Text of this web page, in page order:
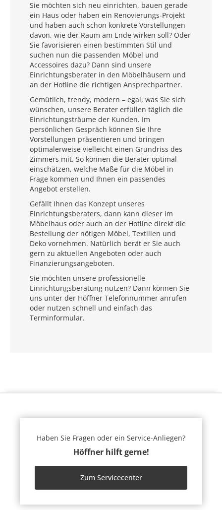
Sie möchten sich neu einrichten, bauen gerade
ein Haus oder haben ein Renovierungs-Projekt
und haben auch schon konkrete Vorstellungen
davon, wie der Raum am Ende wirken soll? Oder
Sie favorisieren einen bestimmten Stil und
suchen nun die passenden Möbel und
Accessoires dazu? Dann sind unsere
Einrichtungsberater in den Möbelhäusern und
an der Hotline die richtigen Ansprechpartner.
Gemütlich, trendy, modern – egal, was Sie sich
wünschen, unsere Berater erfüllen täglich die
Einrichtungsträume der Kunden. Im
persönlichen Gespräch können Sie Ihre
Vorstellungen präsentieren und bringen
optimalerweise vielleicht einen Grundriss des
Zimmers mit. So können die Berater optimal
einschätzen, welche Maße für die Möbel in
Frage kommen und Ihnen ein passendes
Angebot erstellen.
Gefällt Ihnen das Konzept unseres
Einrichtungsberaters, dann kann dieser im
Möbelhaus oder auch an der Hotline direkt die
Bestellung der nötigen Möbel, Textilien und
Deko vornehmen. Natürlich berät er Sie auch
gern zu aktuellen Angeboten oder auch
Finanzierungsangeboten.
Sie möchten unsere professionelle
Einrichtungsberatung nutzen? Dann können Sie
uns unter der Höffner Telefonnummer anrufen
oder nutzen schnell und einfach das
Terminformular.
Haben Sie Fragen oder ein Service-Anliegen?
Höffner hilft gerne!
Zum Servicecenter